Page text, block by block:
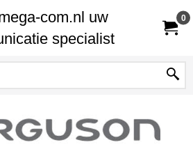
com.nl uw
specialist
0